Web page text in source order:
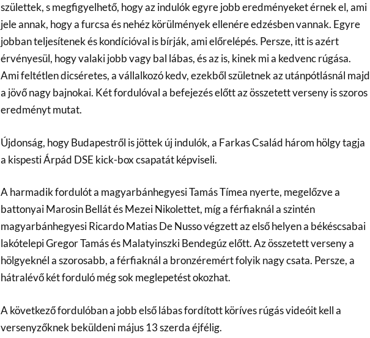
születtek, s megfigyelhető, hogy az indulók egyre jobb eredményeket érnek el, ami
jele annak, hogy a furcsa és nehéz körülmények ellenére edzésben vannak. Egyre
jobban teljesítenek és kondícióval is bírják, ami előrelépés. Persze, itt is azért
érvényesül, hogy valaki jobb vagy bal lábas, és az is, kinek mi a kedvenc rúgása.
Ami feltétlen dicséretes, a vállalkozó kedv, ezekből születnek az utánpótlásnál majd
a jövő nagy bajnokai. Két fordulóval a befejezés előtt az összetett verseny is szoros
eredményt mutat.
Újdonság, hogy Budapestről is jöttek új indulók, a Farkas Család három hölgy tagja
a kispesti Árpád DSE kick-box csapatát képviseli.
A harmadik fordulót a magyarbánhegyesi Tamás Tímea nyerte, megelőzve a
battonyai Marosin Bellát és Mezei Nikolettet, míg a férfiaknál a szintén
magyarbánhegyesi Ricardo Matias De Nusso végzett az első helyen a békéscsabai
lakótelepi Gregor Tamás és Malatyinszki Bendegúz előtt. Az összetett verseny a
hölgyeknél a szorosabb, a férfiaknál a bronzéremért folyik nagy csata. Persze, a
hátralévő két forduló még sok meglepetést okozhat.
A következő fordulóban a jobb első lábas fordított köríves rúgás videóit kell a
versenyzőknek beküldeni május 13 szerda éjfélig.